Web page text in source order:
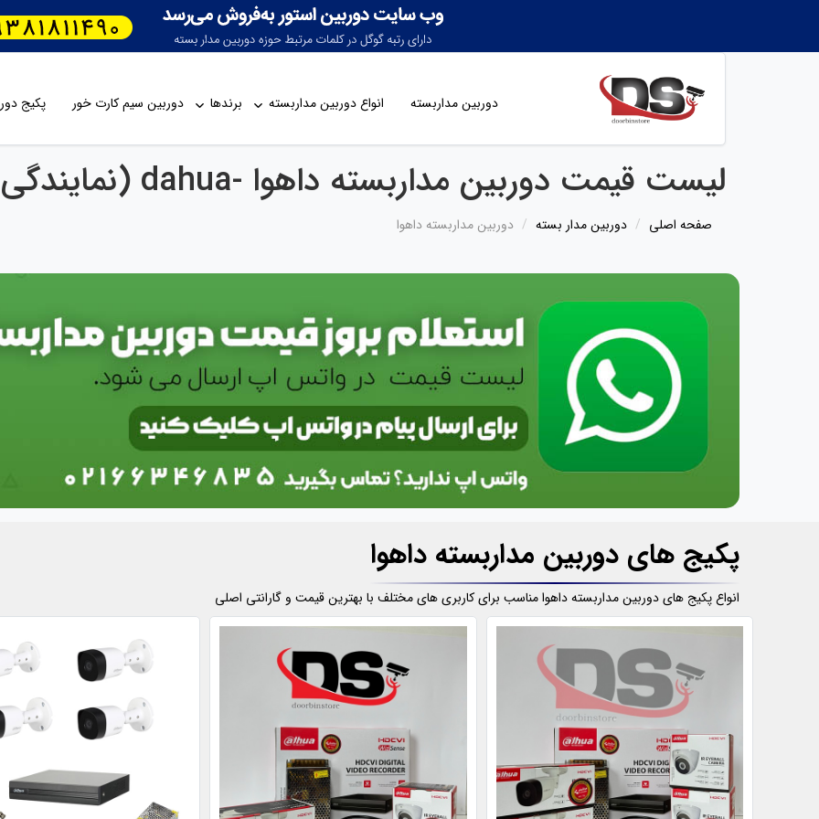
دوربین مداربسته انواع دوربین مداربسته برندها دوربین سیم کارت خور پکیج
لیست قیمت دوربین مداربسته داهوا -dahua (نمایندگی رسمی داهوا در ایران)
صفحه اصلی دوربین مدار بسته دوربین مداربسته داهوا
پکیج های دوربین مداربسته داهوا
انواع پکیج های دوربین مداربسته داهوا مناسب برای کاربری های مختلف با بهترین قیمت و گارانتی اصلی